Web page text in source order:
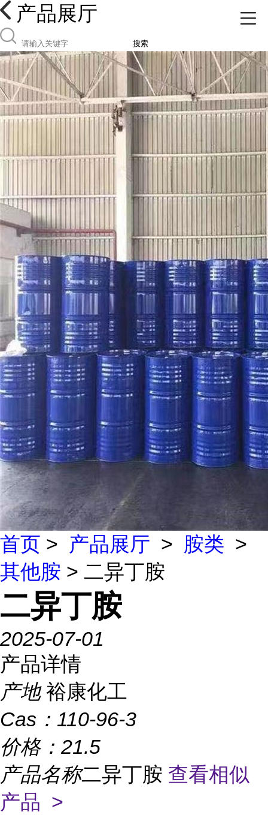
产品展厅
搜索
首页 > 产品展厅 > 胺类 >
其他胺 > 二异丁胺
二异丁胺
2025-07-01
产品详情
产地 裕康化工
Cas： 110-96-3
价格： 21.5
产品名称二异丁胺 查看相似
产品 >